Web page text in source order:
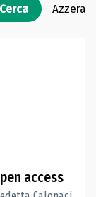
Cerca Azzera
access